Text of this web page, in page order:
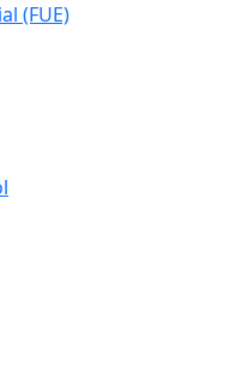
(FUE)